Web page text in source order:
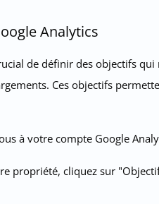
Analytics
de définir des objectifs
Ces objectifs
à votre compte Google
propriété, cliquez sur